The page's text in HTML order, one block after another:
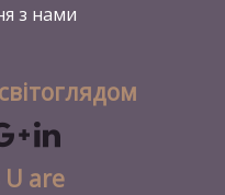
з нами
are